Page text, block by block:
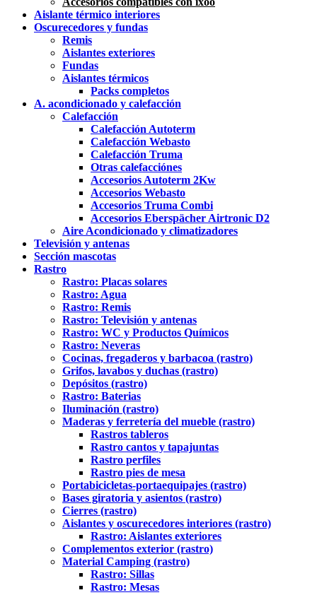
Aislante térmico interiores
Oscurecedores y fundas
Remis
Aislantes exteriores
Fundas
Aislantes térmicos
Packs completos
A. acondicionado y calefacción
Calefacción
Calefacción Autoterm
Calefacción Webasto
Calefacción Truma
Otras calefacciónes
Accesorios Autoterm 2Kw
Accesorios Webasto
Accesorios Truma Combi
Accesorios Eberspächer Airtronic D2
Aire Acondicionado y climatizadores
Televisión y antenas
Sección mascotas
Rastro
Rastro: Placas solares
Rastro: Agua
Rastro: Remis
Rastro: Televisión y antenas
Rastro: WC y Productos Químicos
Rastro: Neveras
Cocinas, fregaderos y barbacoa (rastro)
Grifos, lavabos y duchas (rastro)
Depósitos (rastro)
Rastro: Baterias
Iluminación (rastro)
Maderas y ferretería del mueble (rastro)
Rastros tableros
Rastro cantos y tapajuntas
Rastro perfiles
Rastro pies de mesa
Portabicicletas-portaequipajes (rastro)
Bases giratoria y asientos (rastro)
Cierres (rastro)
Aislantes y oscurecedores interiores (rastro)
Rastro: Aislantes exteriores
Complementos exterior (rastro)
Material Camping (rastro)
Rastro: Sillas
Rastro: Mesas